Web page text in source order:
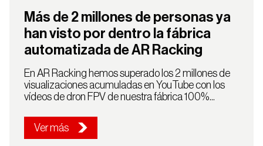
Selecciona tu país
País
Más de 2 millones de personas ya
han visto por dentro la fábrica
automatizada de AR Racking
En AR Racking hemos superado los 2 millones de
visualizaciones acumuladas en YouTube con los
vídeos de dron FPV de nuestra fábrica 100%...
Ver más